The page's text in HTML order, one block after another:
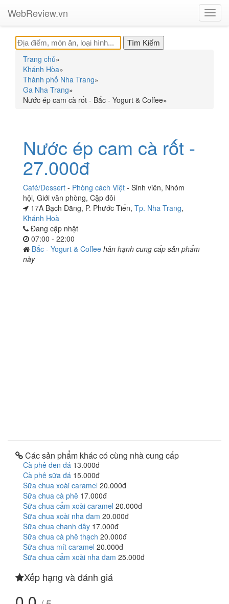
WebReview.vn
Trang chủ»
Khánh Hòa»
Thành phố Nha Trang»
Ga Nha Trang»
Nước ép cam cà rốt - Bắc - Yogurt & Coffee»
Nước ép cam cà rốt -
27.000đ
Café/Dessert - Phòng cách Việt - Sinh viên, Nhóm
hội, Giới văn phòng, Cặp đôi
17A Bạch Đằng, P. Phước Tiến, Tp. Nha Trang,
Khánh Hoà
Đang cập nhật
07:00 - 22:00
Bắc - Yogurt & Coffee hân hạnh cung cấp sản phẩm
này
Các sản phẩm khác có cùng nhà cung cấp
Cà phê đen đá 13.000đ
Cà phê sữa đá 15.000đ
Sữa chua xoài caramel 20.000đ
Sữa chua cà phê 17.000đ
Sữa chua cẩm xoài caramel 20.000đ
Sữa chua xoài nha đam 20.000đ
Sữa chua chanh dây 17.000đ
Sữa chua cà phê thạch 20.000đ
Sữa chua mít caramel 20.000đ
Sữa chua cẩm xoài nha đam 25.000đ
Xếp hạng và đánh giá